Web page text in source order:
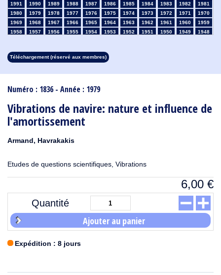
Numéro : 1836 - Année : 1979
Vibrations de navire: nature et influence de
l'amortissement
Armand, Havrakakis
Etudes de questions scientifiques, Vibrations
6,00 €
Quantité
Ajouter au panier
Expédition : 8 jours
1991
1990 1989 1988 1987 1986 1985 1984 1983 1982
1981
1980
1979 1978 1977 1976 1975 1974 1973 1972 1971
1970
1969
1968 1967 1966 1965 1964 1963 1962 1961 1960
1959
1958
1957 1956 1955 1954 1953 1952 1951 1950 1949
1948
1913
1912 1911 1910 1909 1908
Téléchargement (réservé aux membres)